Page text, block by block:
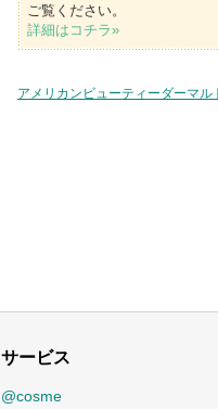
ご覧ください。
詳細はコチラ»
アメリカンビューティーダーマル
サービス
@cosme